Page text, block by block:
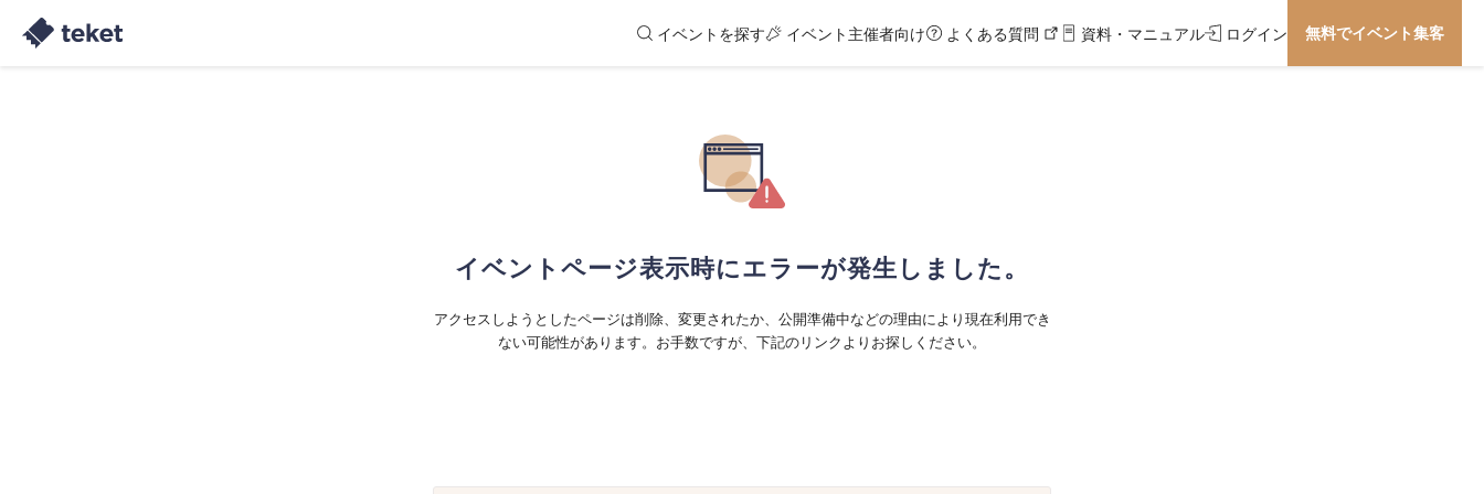
イベントを探す イベント主催者向け よくある質問 資料・マニュアル ログイン 無料でイベント集客
イベントページ表示時にエラーが発生しました。
アクセスしようとしたページは削除、変更されたか、公開準備中などの理由により現在利用でき
ない可能性があります。お手数ですが、下記のリンクよりお探しください。